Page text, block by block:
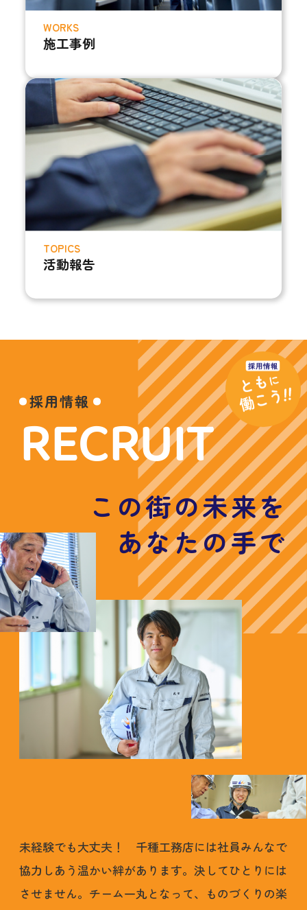
WORKS
施工事例
TOPICS
活動報告
採用情報
RECRUIT
この街の未来を
あなたの手で
未経験でも大丈夫！ 千種工務店には社員みんなで
協力しあう温かい絆があります。決してひとりには
させません。チーム一丸となって、ものづくりの楽